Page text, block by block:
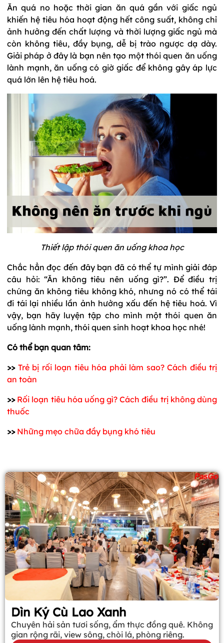
Ăn quá no hoặc thời gian ăn quá gần với giấc ngủ
khiến hệ tiêu hóa hoạt động hết công suất, không chỉ
ảnh hưởng đến chất lượng và thời lượng giấc ngủ mà
còn không tiêu, đầy bụng, dễ bị trào ngược dạ dày.
Giải pháp ở đây là bạn nên tạo một thói quen ăn uống
lành mạnh, ăn uống có giờ giấc để không gây áp lực
quá lớn lên hệ tiêu hoá.
Thiết lập thói quen ăn uống khoa học
Chắc hẳn đọc đến đây bạn đã có thể tự mình giải đáp
câu hỏi: “Ăn không tiêu nên uống gì?”. Để điều trị
chứng ăn không tiêu không khó, nhưng nó có thể tái
đi tái lại nhiều lần ảnh hưởng xấu đến hệ tiêu hoá. Vì
vậy, bạn hãy luyện tập cho mình một thói quen ăn
uống lành mạnh, thói quen sinh hoạt khoa học nhé!
Có thể bạn quan tâm:
>> Trẻ bị rối loạn tiêu hóa phải làm sao? Cách điều trị
an toàn
>> Rối loạn tiêu hóa uống gì? Cách điều trị không dùng
thuốc
>> Những mẹo chữa đầy bụng khó tiêu
Dìn Ký Cù Lao Xanh
Chuyên hải sản tươi sống, ẩm thực đồng quê. Không
gian rộng rãi, view sông, chòi lá, phòng riêng.